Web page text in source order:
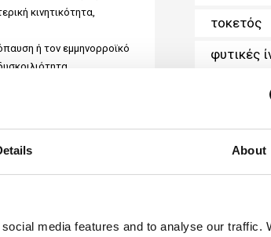
About
media features and to analyse our traffic.
κινητικότητα,
ή τον εμμηνορροϊκό
διουρητικά, μπορεί να
την αντιμετώπισή
τοκετός
φυτικές